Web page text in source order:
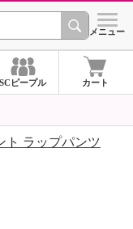
シ
メニュー
SCピープル カート
ト ラップパンツ